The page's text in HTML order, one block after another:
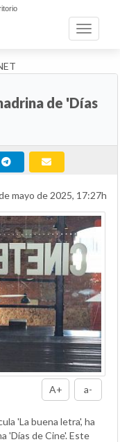
Toggle
de 'Días
mayo de 2025, 17:27h
A+ a-
'La buena letra', ha
'Días de Cine'. Este